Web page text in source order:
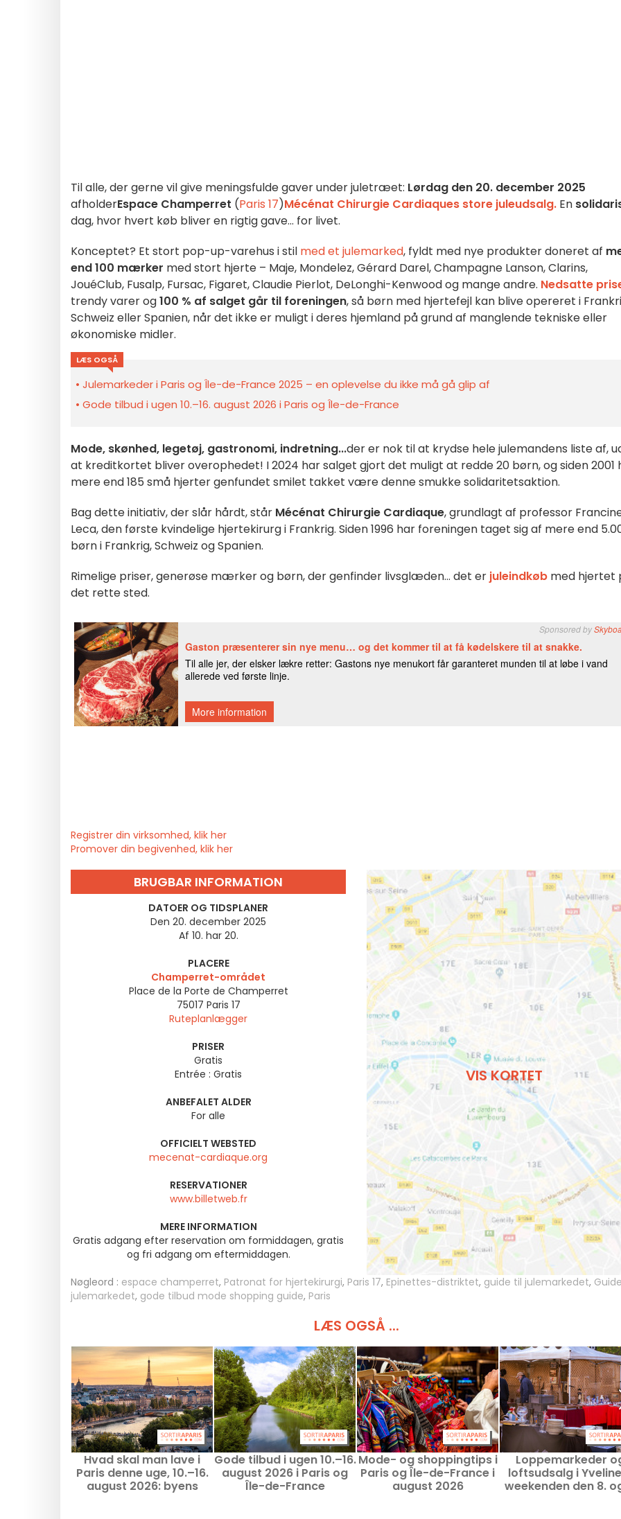
Til alle, der gerne vil give meningsfulde gaver under juletræet: Lørdag den 20. december 2025
afholderEspace Champerret (Paris 17)Mécénat Chirurgie Cardiaques store juleudsalg. En
dag, hvor hvert køb bliver en rigtig gave... for livet.
Konceptet? Et stort pop-up-varehus i stil med et julemarked, fyldt med nye produkter doneret af
end 100 mærker med stort hjerte – Maje, Mondelez, Gérard Darel, Champagne Lanson, Clarins,
JouéClub, Fusalp, Fursac, Figaret, Claudie Pierlot, DeLonghi-Kenwood og mange andre. Nedsatte
trendy varer og100 % af salget går til foreningen, så børn med hjertefejl kan blive opereret i
Schweiz eller Spanien, når det ikke er muligt i deres hjemland på grund af manglende tekniske eller
økonomiske midler.
LÆS OGSÅ
Julemarkeder i Paris og Île-de-France 2025 – en oplevelse du ikke må gå glip af
Gode tilbud i ugen 10.–16. august 2026 i Paris og Île-de-France
Mode, skønhed, legetøj, gastronomi, indretning...der er nok til at krydse hele julemandens liste af,
at kreditkortet bliver overophedet! I 2024 har salget gjort det muligt at redde 20 børn, og siden 2001
mere end 185 små hjerter genfundet smilet takket være denne smukke solidaritetsaktion.
Bag dette initiativ, der slår hårdt, står Mécénat Chirurgie Cardiaque, grundlagt af professor
Leca, den første kvindelige hjertekirurg i Frankrig. Siden 1996 har foreningen taget sig af mere end
børn i Frankrig, Schweiz og Spanien.
Rimelige priser, generøse mærker og børn, der genfinder livsglæden... det er juleindkøb med hjertet
det rette sted.
Registrer din virksomhed, klik her
Promover din begivenhed, klik her
BRUGBAR INFORMATION
DATOER OG TIDSPLANER
Den 20. december 2025
Af 10. har 20.
PLACERE
Champerret-området
Place de la Porte de Champerret
75017 Paris 17
Ruteplanlægger
PRISER
Gratis
Entrée : Gratis
ANBEFALET ALDER
For alle
OFFICIELT WEBSTED
mecenat-cardiaque.org
RESERVATIONER
www.billetweb.fr
MERE INFORMATION
Gratis adgang efter reservation om formiddagen, gratis
og fri adgang om eftermiddagen.
VIS KORTET
Nøgleord : espace champerret, Patronat for hjertekirurgi, Paris 17, Epinettes-distriktet, guide til julemarkedet,
julemarkedet, gode tilbud mode shopping guide, Paris
LÆS OGSÅ ...
Hvad skal man lave i
Paris denne uge, 10.–16.
august 2026: byens
Gode tilbud i ugen 10.–16.
august 2026 i Paris og
Île-de-France
Mode- og shoppingtips i
Paris og Île-de-France i
august 2026
Loppemarkeder
loftsudsalg i
weekenden den 8.